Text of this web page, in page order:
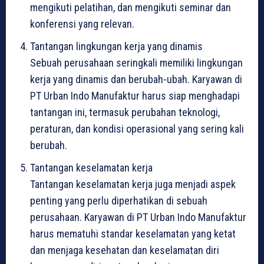
mengikuti pelatihan, dan mengikuti seminar dan
konferensi yang relevan.
Tantangan lingkungan kerja yang dinamis
Sebuah perusahaan seringkali memiliki lingkungan
kerja yang dinamis dan berubah-ubah. Karyawan di
PT Urban Indo Manufaktur harus siap menghadapi
tantangan ini, termasuk perubahan teknologi,
peraturan, dan kondisi operasional yang sering kali
berubah.
Tantangan keselamatan kerja
Tantangan keselamatan kerja juga menjadi aspek
penting yang perlu diperhatikan di sebuah
perusahaan. Karyawan di PT Urban Indo Manufaktur
harus mematuhi standar keselamatan yang ketat
dan menjaga kesehatan dan keselamatan diri